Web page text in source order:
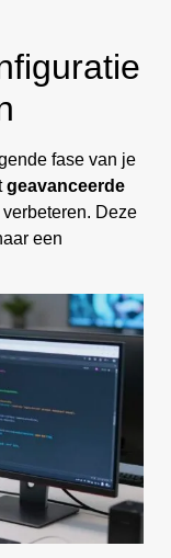
fase van je
geavanceerde
Deze
een